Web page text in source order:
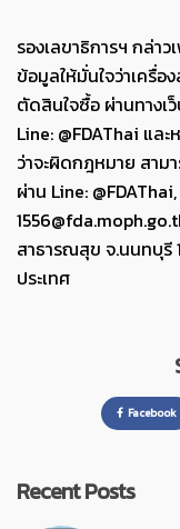
รองเลขาธิการฯ กล่า
ข้อมูลให้มั่นใจว่าเครื่อ
ตัดสินใจซื้อ ผ่านทางเ
Line: @FDAThai แล
ว่าจะผิดกฎหมาย สาม
ผ่าน Line:
สาธารณสุข จ.นนทบุรี
ประเทศ
Facebook
Recent Posts